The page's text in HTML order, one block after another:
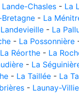
Lande-Chasles - La
- La
Landevieille - La
- La Possonnière
La Réorthe - La
- La
- La Taillée - La
- Launay-